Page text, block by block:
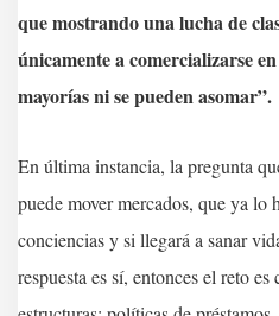
que mostrando una lucha de
únicamente a comercializarse
mayorías ni se pueden asomar”.
En última instancia, la pregunta
puede mover mercados, que ya lo
conciencias y si llegará a sanar
respuesta es sí, entonces el reto